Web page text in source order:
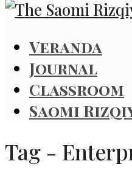
Veranda
Journal
Classroom
Saomi
Tag -